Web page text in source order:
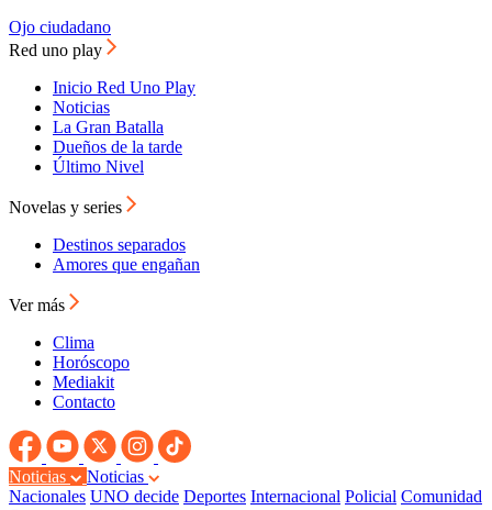
Ojo ciudadano
Red uno play
Inicio Red Uno Play
Noticias
La Gran Batalla
Dueños de la tarde
Último Nivel
Novelas y series
Destinos separados
Amores que engañan
Ver más
Clima
Horóscopo
Mediakit
Contacto
Noticias
Noticias
Nacionales UNO decide Deportes Internacional Policial Comunidad